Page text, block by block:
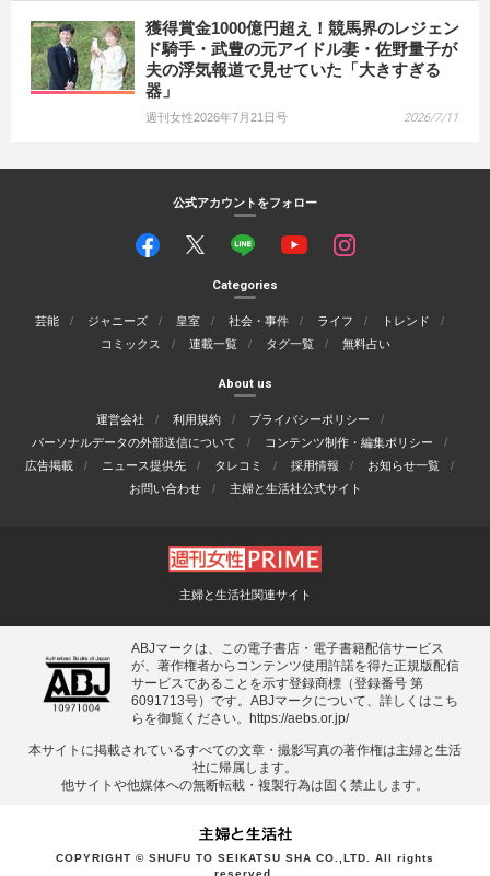
獲得賞金1000億円超え！競馬界のレジェン
ド騎手・武豊の元アイドル妻・佐野量子が
夫の浮気報道で見せていた「大きすぎる
器」
週刊女性2026年7月21日号 2026/7/11
公式アカウントをフォロー
Categories
芸能 ジャニーズ 皇室 社会・事件 ライフ
トレンド
コミックス
連載一覧 タグ一覧 無料占い
About us
運営会社 利用規約
プライバシーポリシー
パーソナルデータの外部送信について
コンテンツ制作・編集ポリシー
広告掲載
ニュース提供先 タレコミ 採用情報
お知らせ一覧
お問い合わせ
主婦と生活社公式サイト
主婦と生活社関連サイト
ABJマークは、この電子書店・電子書籍配信サービス
が、著作権者からコンテンツ使用許諾を得た正規版配信
サービスであることを示す登録商標（登録番号 第
6091713号）です。ABJマークについて、詳しくはこち
らを御覧ください。
https://aebs.or.jp/
本サイトに掲載されているすべての⽂章・撮影写真の著作権は主婦と⽣活
社に帰属します。
他サイトや他媒体への無断転載・複製⾏為は固く禁⽌します。
COPYRIGHT © SHUFU TO SEIKATSU SHA CO.,LTD. All rights
reserved.